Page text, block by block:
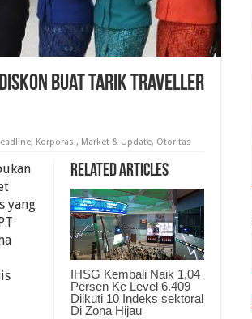
Diskon Buat Tarik Traveller
, Korporasi, Market & Update, Otoritas
Related Articles
IHSG Kembali Naik 1,04
Persen Ke Level 6.409
Diikuti 10 Indeks sektoral
Di Zona Hijau
yang